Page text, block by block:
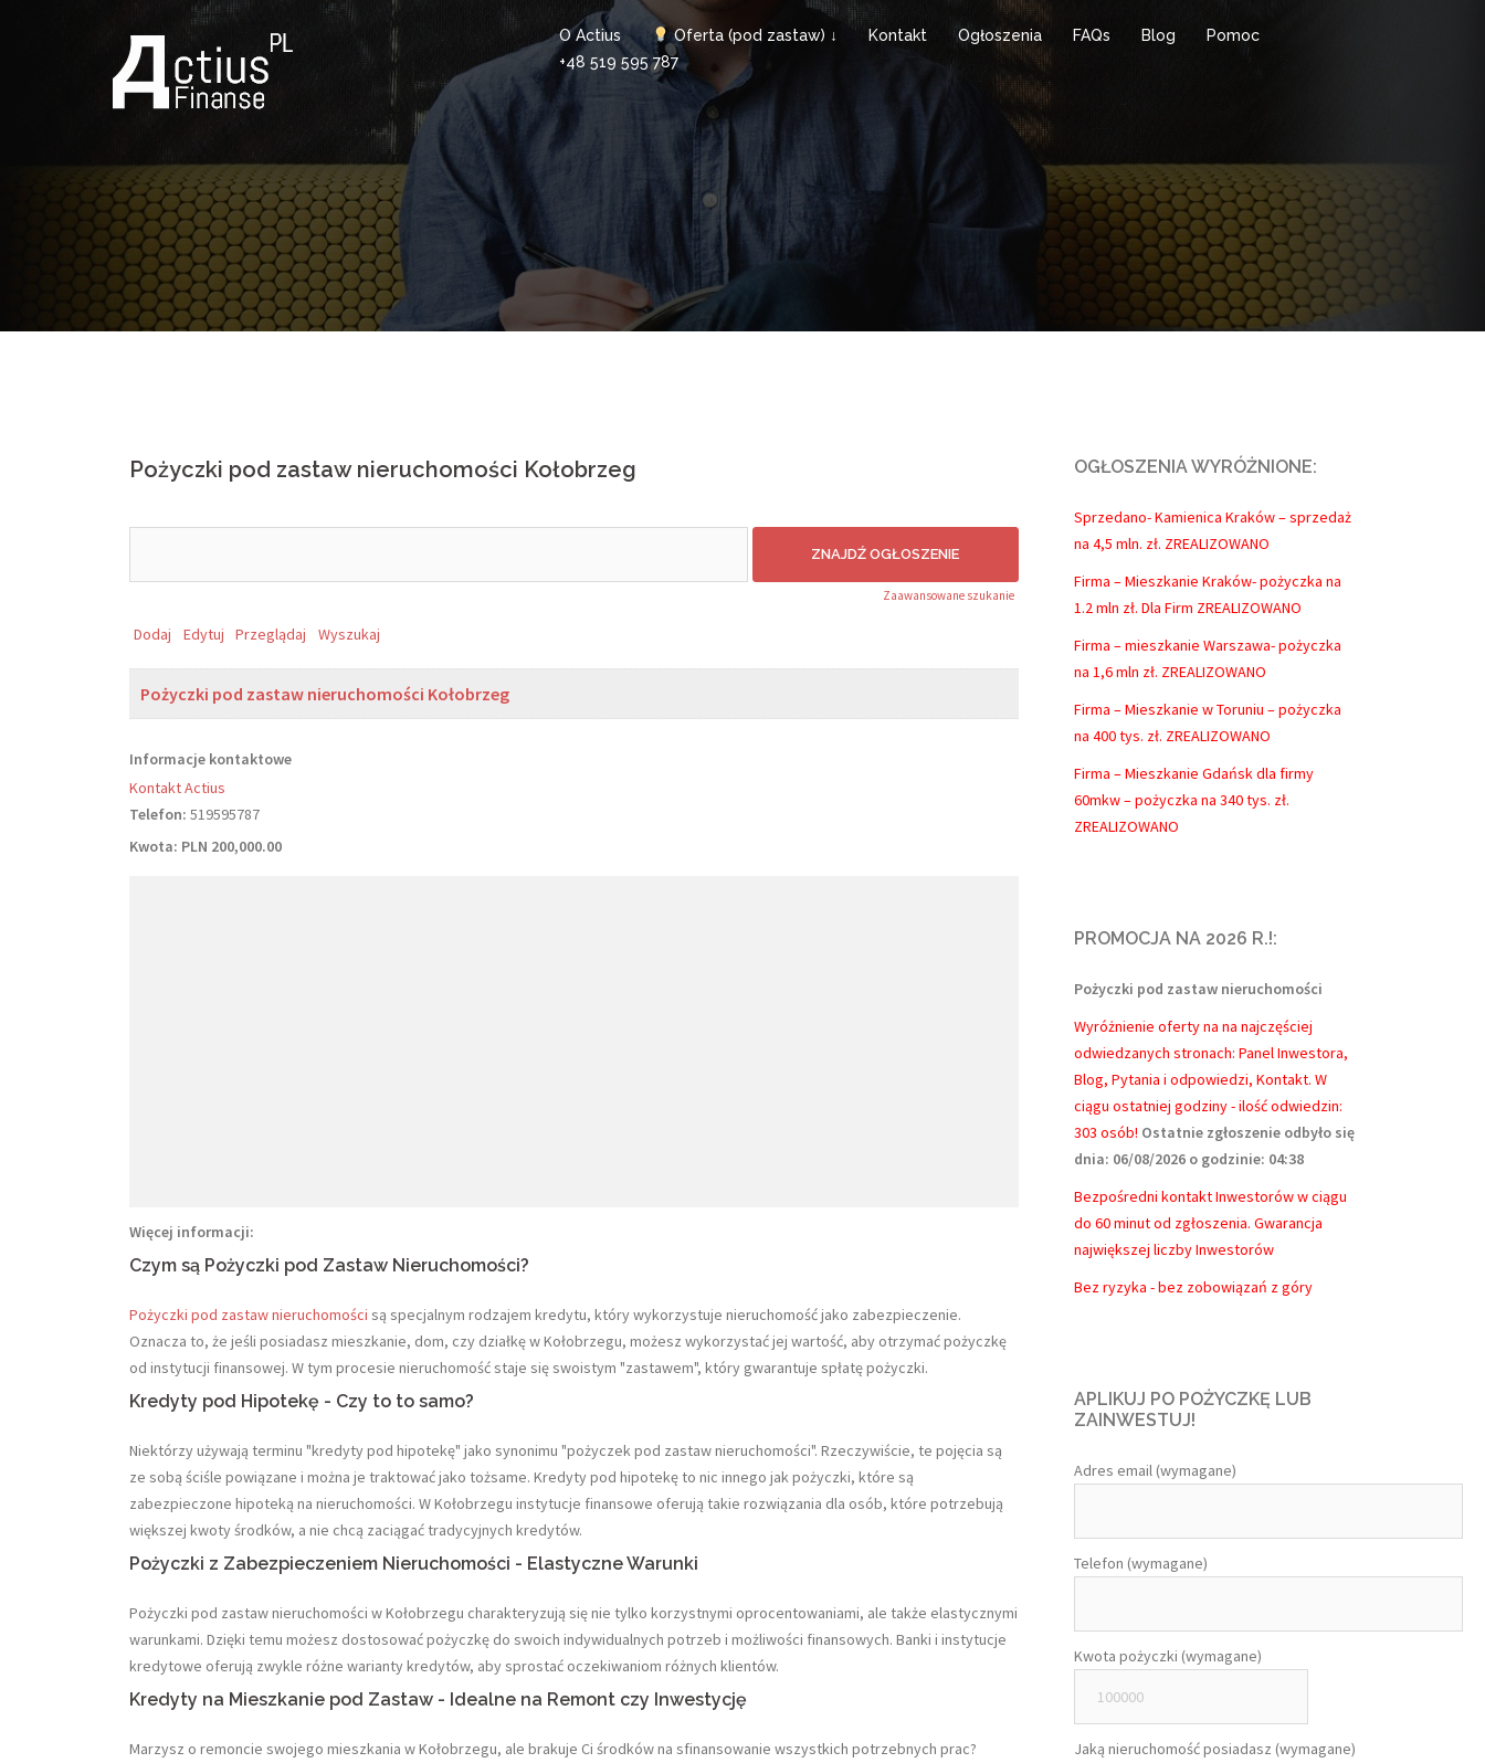
O Actius Oferta (pod zastaw) ↓ Kontakt Ogłoszenia FAQs Blog
Pomoc
+48 519 595 787
Pożyczki pod zastaw nieruchomości Kołobrzeg
Zaawansowane szukanie
Dodaj Edytuj Przeglądaj Wyszukaj
Pożyczki pod zastaw nieruchomości Kołobrzeg
Informacje kontaktowe
Kontakt Actius
Telefon: 519595787
Kwota: PLN 200,000.00
Więcej informacji:
Czym są Pożyczki pod Zastaw Nieruchomości?
Pożyczki pod zastaw nieruchomości są specjalnym rodzajem kredytu, który wykorzystuje nieruchomość jako zabezpieczenie.
Oznacza to, że jeśli posiadasz mieszkanie, dom, czy działkę w Kołobrzegu, możesz wykorzystać jej wartość, aby otrzymać pożyczkę
od instytucji finansowej. W tym procesie nieruchomość staje się swoistym "zastawem", który gwarantuje spłatę pożyczki.
Kredyty pod Hipotekę - Czy to to samo?
Niektórzy używają terminu "kredyty pod hipotekę" jako synonimu "pożyczek pod zastaw nieruchomości". Rzeczywiście, te pojęcia są
ze sobą ściśle powiązane i można je traktować jako tożsame. Kredyty pod hipotekę to nic innego jak pożyczki, które są
zabezpieczone hipoteką na nieruchomości. W Kołobrzegu instytucje finansowe oferują takie rozwiązania dla osób, które potrzebują
większej kwoty środków, a nie chcą zaciągać tradycyjnych kredytów.
Pożyczki z Zabezpieczeniem Nieruchomości - Elastyczne Warunki
Pożyczki pod zastaw nieruchomości w Kołobrzegu charakteryzują się nie tylko korzystnymi oprocentowaniami, ale także elastycznymi
warunkami. Dzięki temu możesz dostosować pożyczkę do swoich indywidualnych potrzeb i możliwości finansowych. Banki i instytucje
kredytowe oferują zwykle różne warianty kredytów, aby sprostać oczekiwaniom różnych klientów.
Kredyty na Mieszkanie pod Zastaw - Idealne na Remont czy Inwestycję
Marzysz o remoncie swojego mieszkania w Kołobrzegu, ale brakuje Ci środków na sfinansowanie wszystkich potrzebnych prac?
OGŁOSZENIA WYRÓŻNIONE:
Sprzedano- Kamienica Kraków – sprzedaż
na 4,5 mln. zł. ZREALIZOWANO
Firma – Mieszkanie Kraków- pożyczka na
1.2 mln zł. Dla Firm ZREALIZOWANO
Firma – mieszkanie Warszawa- pożyczka
na 1,6 mln zł. ZREALIZOWANO
Firma – Mieszkanie w Toruniu – pożyczka
na 400 tys. zł. ZREALIZOWANO
Firma – Mieszkanie Gdańsk dla firmy
60mkw – pożyczka na 340 tys. zł.
ZREALIZOWANO
PROMOCJA NA 2026 R.!:
Pożyczki pod zastaw nieruchomości
Wyróżnienie oferty na na najczęściej
odwiedzanych stronach: Panel Inwestora,
Blog, Pytania i odpowiedzi, Kontakt. W
ciągu ostatniej godziny - ilość odwiedzin:
303 osób! Ostatnie zgłoszenie odbyło się
dnia: 06/08/2026 o godzinie: 04:38
Bezpośredni kontakt Inwestorów w ciągu
do 60 minut od zgłoszenia. Gwarancja
największej liczby Inwestorów
Bez ryzyka - bez zobowiązań z góry
APLIKUJ PO POŻYCZKĘ LUB
ZAINWESTUJ!
Adres email (wymagane)
Telefon (wymagane)
Kwota pożyczki (wymagane)
Jaką nieruchomość posiadasz (wymagane)